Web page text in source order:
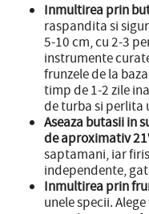
Inmultirea prin
raspandita si
5-10 cm, cu 2-3
instrumente
frunzele de la
timp de 1-2 zile
de turba si perlita
Aseaza butasii in
de aproximativ
saptamani, iar
independente,
Inmultirea prin
unele specii.